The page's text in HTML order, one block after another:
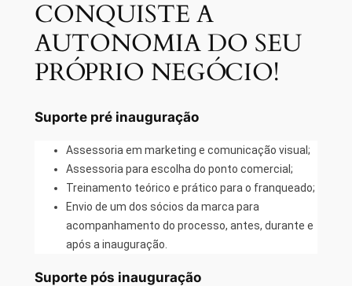
CONQUISTE A
AUTONOMIA DO SEU
PRÓPRIO NEGÓCIO!
Suporte pré inauguração
Assessoria em marketing e comunicação visual;
Assessoria para escolha do ponto comercial;
Treinamento teórico e prático para o franqueado;
Envio de um dos sócios da marca para
acompanhamento do processo, antes, durante e
após a inauguração.
Suporte pós inauguração